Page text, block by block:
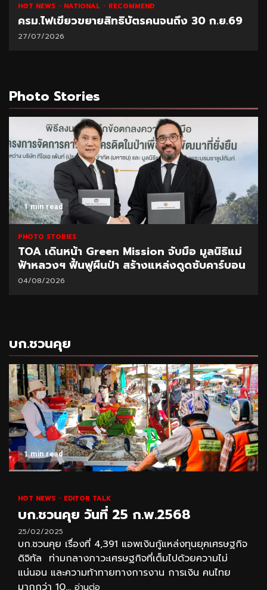
HOT NEWS NATIONAL RECOMMEND
ครม.ไฟเขียวขยายสิทธิบัตรคนจนถึง 30 ก.ย.69
27/07/2026
Photo Stories
1 min read
PHOTO STORIES
TOA เดินหน้า Green Mission จับมือ มูลนิธิแม่
ฟ้าหลวงฯ ฟื้นฟูผืนป่า สร้างแหล่งดูดซับคาร์บอน
04/08/2026
บก.ชวนคุย
1 min read
HOT NEWS EDITOR TALK
บก.ชวนคุย วันที่ 25 ก.พ.2568
25/02/2025
บก.ชวนคุย เรื่องที่ 4,391 แอพเงินกู้แหล่งทุนยุคเศรษฐกิจ
ดิจิทัล ท่ามกลางภาวะเศรษฐกิจที่เต็มไปด้วยความไม่
แน่นอน และความท้าทายทางการงาน การเงิน คนไทย
มากกว่า 10... อ่านต่อ